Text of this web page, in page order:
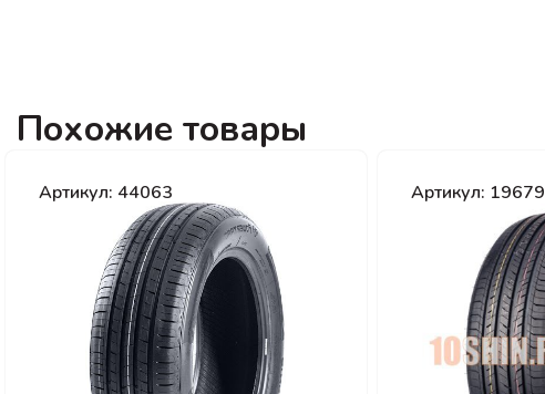
Похожие товары
Артикул: 44063 Артикул: 19679